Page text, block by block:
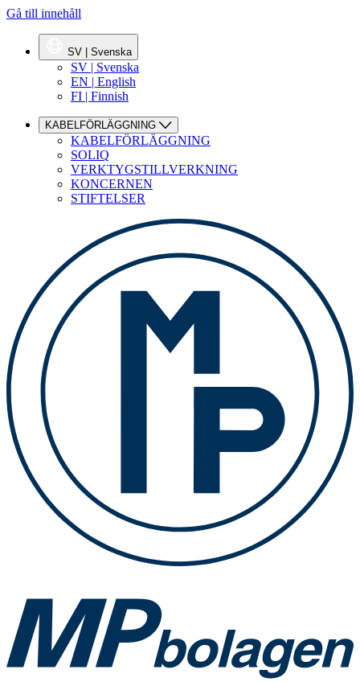
Gå till innehåll
SV | Svenska
SV | Svenska
EN | English
FI | Finnish
KABELFÖRLÄGGNING
KABELFÖRLÄGGNING
SOLIQ
VERKTYGSTILLVERKNING
KONCERNEN
STIFTELSER